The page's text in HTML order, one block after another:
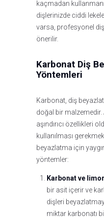
kaçmadan
dişlerinizde ciddi
varsa, profesyonel
önerilir.
Karbonat Diş
Yöntemleri
Karbonat, diş
doğal bir malzemedir.
aşındırıcı özellikleri
kullanılması
beyazlatma için
yöntemler:
Karbonat ve
bir asit içerir ve
dişleri
miktar karbonatı